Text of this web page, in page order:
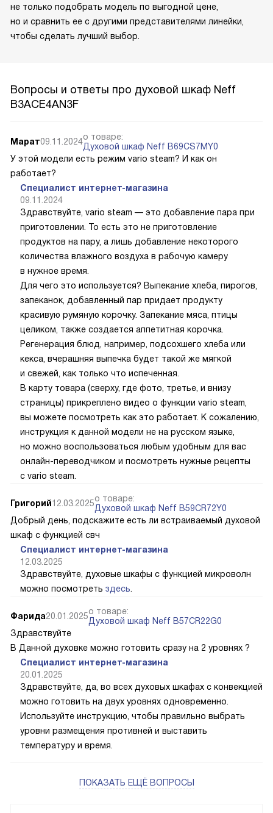
не только подобрать модель по выгодной цене,
но и сравнить ее с другими представителями линейки,
чтобы сделать лучший выбор.
Вопросы и ответы про духовой шкаф Neff
B3ACE4AN3F
Марат09.11.2024о товаре:
Духовой шкаф Neff B69CS7MY0
У этой модели есть режим vario steam? И как он
работает?
Специалист интернет-магазина
09.11.2024
Здравствуйте, vario steam — это добавление пара при
приготовлении. То есть это не приготовление
продуктов на пару, а лишь добавление некоторого
количества влажного воздуха в рабочую камеру
в нужное время.
Для чего это используется? Выпекание хлеба, пирогов,
запеканок, добавленный пар придает продукту
красивую румяную корочку. Запекание мяса, птицы
целиком, также создается аппетитная корочка.
Регенерация блюд, например, подсохшего хлеба или
кекса, вчерашняя выпечка будет такой же мягкой
и свежей, как только что испеченная.
В карту товара (сверху, где фото, третье, и внизу
страницы) прикреплено видео о функции vario steam,
вы можете посмотреть как это работает. К сожалению,
инструкция к данной модели не на русском языке,
но можно воспользоваться любым удобным для вас
онлайн-переводчиком и посмотреть нужные рецепты
с vario steam.
Григорий12.03.2025о товаре:
Духовой шкаф Neff B59CR72Y0
Добрый день, подскажите есть ли встраиваемый духовой
шкаф с функцией свч
Специалист интернет-магазина
12.03.2025
Здравствуйте, духовые шкафы с функцией микроволн
можно посмотреть здесь.
Фарида20.01.2025о товаре:
Духовой шкаф Neff B57CR22G0
Здравствуйте
В Данной духовке можно готовить сразу на 2 уровнях ?
Специалист интернет-магазина
20.01.2025
Здравствуйте, да, во всех духовых шкафах с конвекцией
можно готовить на двух уровнях одновременно.
Используйте инструкцию, чтобы правильно выбрать
уровни размещения противней и выставить
температуру и время.
ПОКАЗАТЬ ЕЩЁ ВОПРОСЫ